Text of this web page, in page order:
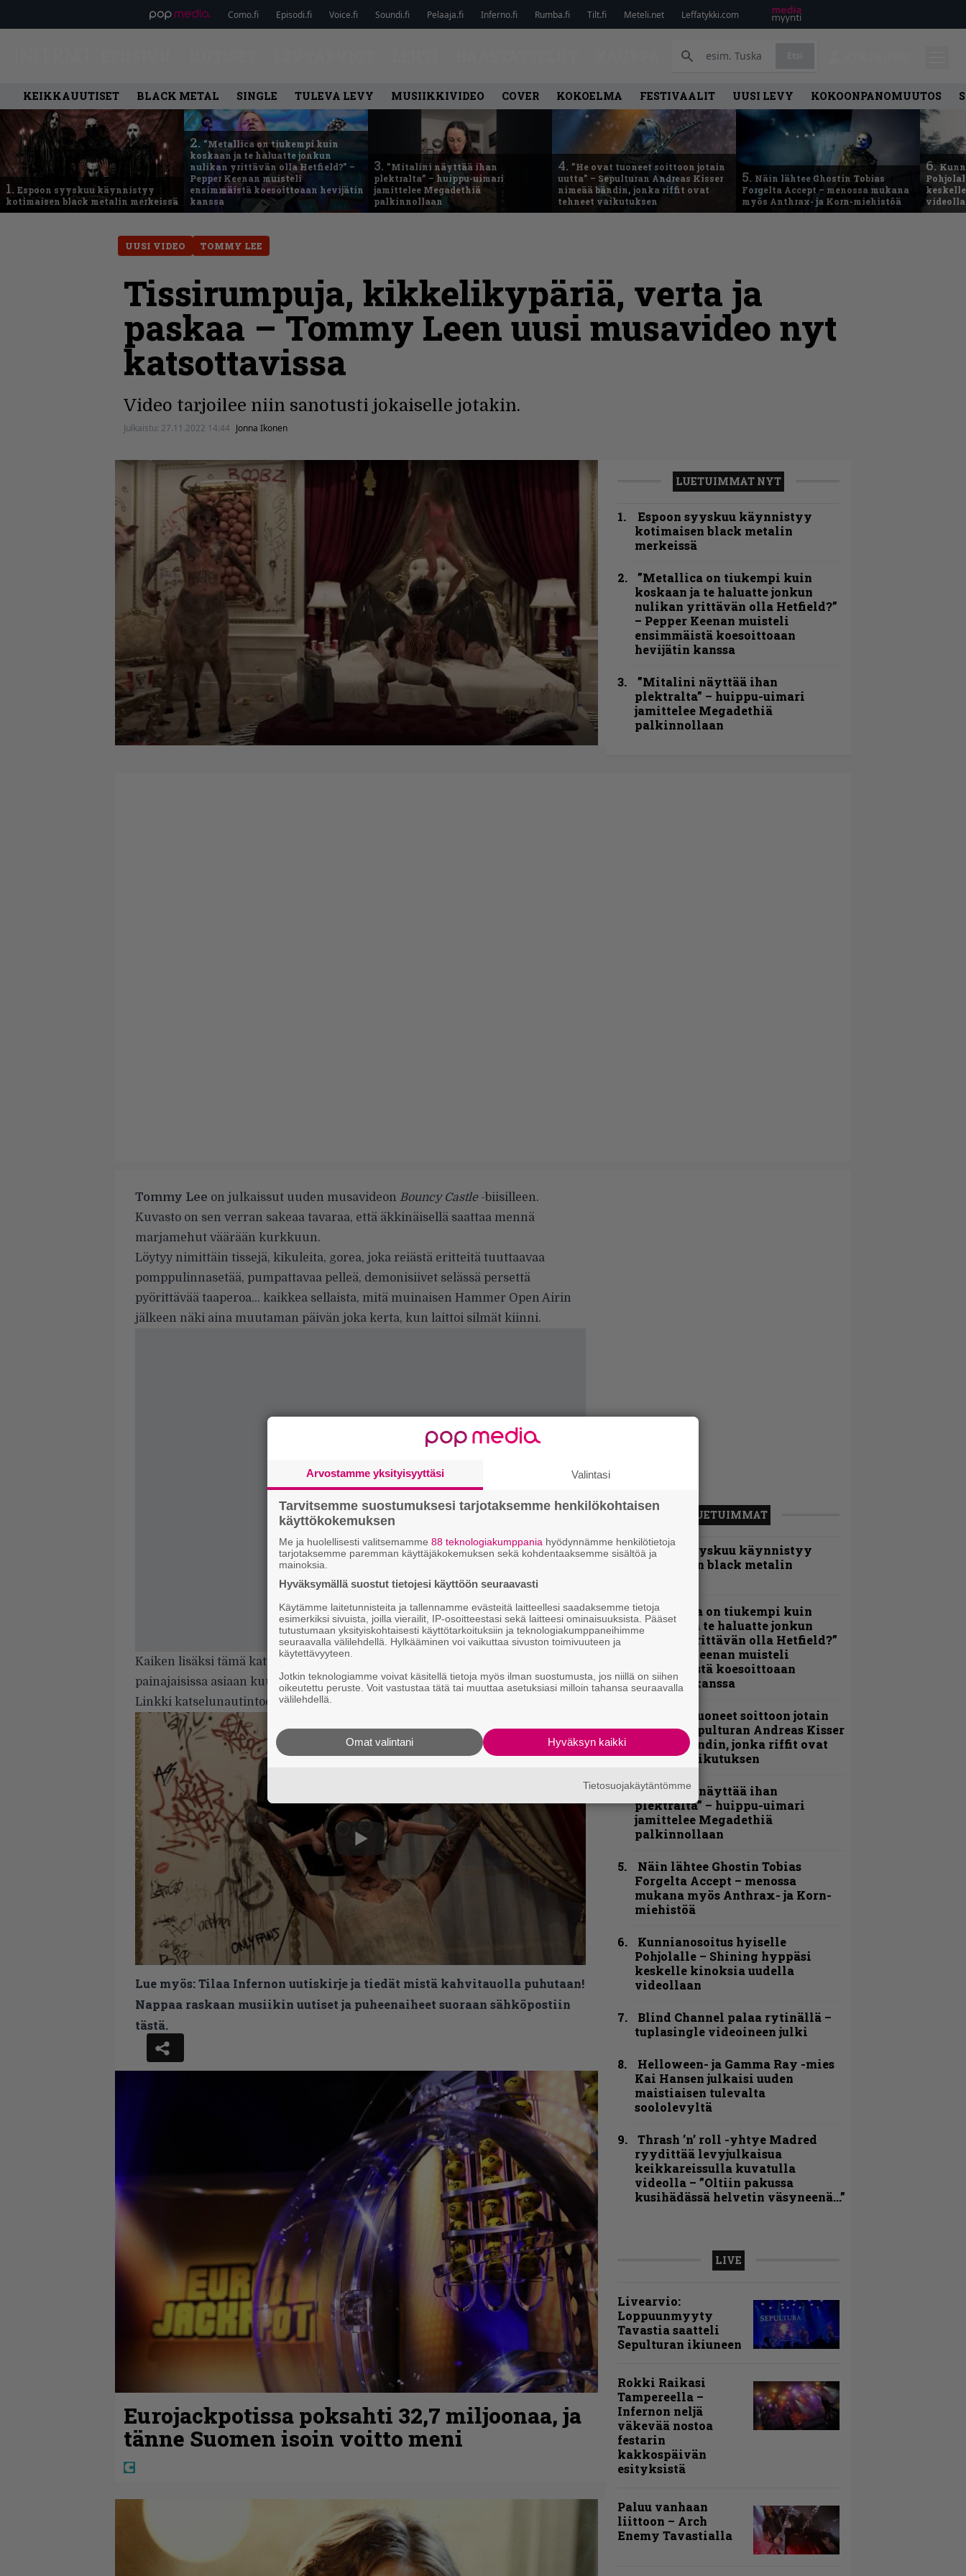
Como.fi Episodi.fi Voice.fi Soundi.fi Pelaaja.fi Inferno.fi Rumba.fi Tilt.fi Meteli.net Leffatykki.com
KEIKKAUUTISET BLACK METAL SINGLE TULEVA LEVY MUSIIKKIVIDEO COVER KOKOELMA FESTIVAALIT UUSI LEVY KOKOONPANOMUUTOS
1. Espoon syyskuu käynnistyy
kotimaisen black metalin merkeissä
2. ”Metallica on tiukempi kuin
koskaan ja te haluatte jonkun
nulikan yrittävän olla Hetfield?” –
Pepper Keenan muisteli
ensimmäistä koesoittoaan hevijätin
kanssa
3. ”Mitalini näyttää ihan
plektralta” – huippu-uimari
jamittelee Megadethiä
palkinnollaan
4. ”He ovat tuoneet soittoon jotain
uutta” – Sepulturan Andreas Kisser
nimeää bändin, jonka riffit ovat
tehneet vaikutuksen
5. Näin lähtee Ghostin Tobias
Forgelta Accept – menossa mukana
myös Anthrax- ja Korn-miehistöä
6.
UUSI VIDEO TOMMY LEE
Tissirumpuja, kikkelikypäriä, verta ja
paskaa – Tommy Leen uusi musavideo nyt
katsottavissa
Video tarjoilee niin sanotusti jokaiselle jotakin.
Julkaistu: 27.11.2022 14:44 Jonna Ikonen
LUETUIMMAT NYT
Espoon syyskuu käynnistyy
kotimaisen black metalin
merkeissä
”Metallica on tiukempi kuin
koskaan ja te haluatte jonkun
nulikan yrittävän olla Hetfield?”
– Pepper Keenan muisteli
ensimmäistä koesoittoaan
hevijätin kanssa
”Mitalini näyttää ihan
plektralta” – huippu-uimari
jamittelee Megadethiä
palkinnollaan
Tommy Lee on julkaissut uuden musavideon Bouncy Castle-biisilleen.
Kuvasto on sen verran sakeaa tavaraa, että äkkinäisellä saattaa mennä
marjamehut väärään kurkkuun.
Löytyy nimittäin tissejä, kikuleita, gorea, joka reiästä eritteitä tuuttaavaa
pomppulinnasetää, pumpattavaa pelleä, demonisiivet selässä persettä
pyörittävää taaperoa… kaikkea sellaista, mitä muinaisen Hammer Open Airin
jälkeen näki aina muutaman päivän joka kerta, kun laittoi silmät kiinni.
Kaiken lisäksi tämä kattaus pyörii jatkuvalla loopilla, kuten kunnon
painajaisissa asiaan kuuluu.
Linkki katselunautintoon tarjolla alla. Rapsakkaa sunnuntaita!
Lue myös:Tilaa Infernon uutiskirje ja tiedät mistä kahvitauolla puhutaan!
Nappaa raskaan musiikin uutiset ja puheenaiheet suoraan sähköpostiin
tästä.
Eurojackpotissa poksahti 32,7 miljoonaa, ja
tänne Suomen isoin voitto meni
LUETUIMMAT
Espoon syyskuu käynnistyy
kotimaisen black metalin
”Metallica on tiukempi kuin
koskaan ja te haluatte jonkun
nulikan yrittävän olla Hetfield?”
– Pepper Keenan muisteli
ensimmäistä koesoittoaan
hevijätin kanssa
”He ovat tuoneet soittoon jotain
uutta” – Sepulturan Andreas Kisser
nimeää bändin, jonka riffit ovat
tehneet vaikutuksen
”Mitalini näyttää ihan
plektralta” – huippu-uimari
jamittelee Megadethiä
palkinnollaan
Näin lähtee Ghostin Tobias
Forgelta Accept – menossa
mukana myös Anthrax- ja Korn-
miehistöä
Kunnianosoitus hyiselle
Pohjolalle – Shining hyppäsi
keskelle kinoksia uudella
videollaan
Blind Channel palaa rytinällä –
tuplasingle videoineen julki
Helloween- ja Gamma Ray -mies
Kai Hansen julkaisi uuden
maistiaisen tulevalta
soololevyltä
Thrash ’n’ roll -yhtye Madred
ryydittää levyjulkaisua
keikkareissulla kuvatulla
videolla – ”Oltiin pakussa
kusihädässä helvetin väsyneenä…”
LIVE
Livearvio:
Loppuunmyyty
Tavastia saatteli
Sepulturan ikiuneen
Rokki Raikasi
Tampereella –
Infernon neljä
väkevää nostoa
festarin
kakkospäivän
esityksistä
Paluu vanhaan
liittoon – Arch
Enemy Tavastialla
Arvostamme yksityisyyttäsi Valintasi
Tarvitsemme suostumuksesi tarjotaksemme henkilökohtaisen
käyttökokemuksen
Me ja huolellisesti valitsemamme 88 teknologiakumppania hyödynnämme henkilötietoja
tarjotaksemme paremman käyttäjäkokemuksen sekä kohdentaaksemme sisältöä ja
mainoksia.
Hyväksymällä suostut tietojesi käyttöön seuraavasti
Käytämme laitetunnisteita ja tallennamme evästeitä laitteellesi saadaksemme tietoja
esimerkiksi sivuista, joilla vierailit, IP-osoitteestasi sekä laitteesi ominaisuuksista. Pääset
tutustumaan yksityiskohtaisesti käyttötarkoituksiin ja teknologiakumppaneihimme
seuraavalla välilehdellä. Hylkääminen voi vaikuttaa sivuston toimivuuteen ja
käytettävyyteen.
Jotkin teknologiamme voivat käsitellä tietoja myös ilman suostumusta, jos niillä on siihen
oikeutettu peruste. Voit vastustaa tätä tai muuttaa asetuksiasi milloin tahansa seuraavalla
välilehdellä.
Hyväksyn kaikki
Omat valintani
Tietosuojakäytäntömme